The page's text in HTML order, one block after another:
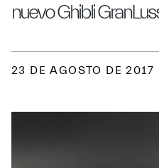
nuevo Ghibli
23 DE AGOSTO DE 2017